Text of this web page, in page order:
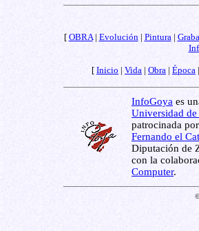
[ OBRA| Evolución| Pintura|
[ Inicio | Vida | Obra | Época
InfoGoya es
Universidad de
patrocinada
Fernando el
Diputación de
con la
Computer.